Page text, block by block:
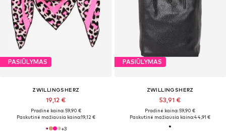
PASIŪLYMAS
ZWILLINGSHERZ
19,12 €
Pradinė kaina: 59,90 €
Paskutinė mažiausia kaina:19,12 €
+3
PASIŪLYMAS
ZWILLINGSHERZ
53,91 €
Pradinė kaina: 59,90 €
Paskutinė mažiausia kaina:44,91 €